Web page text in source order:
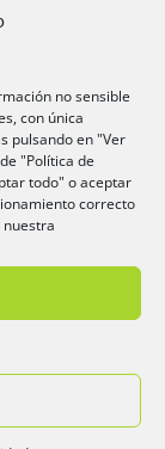
no sensible
con única
pulsando en "Ver
"Política de
todo" o aceptar
correcto
Política de